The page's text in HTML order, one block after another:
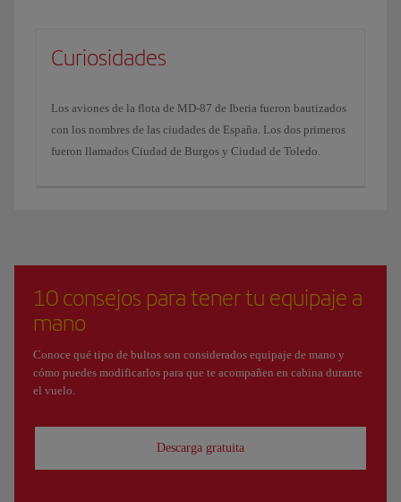
Curiosidades
Los aviones de la flota de MD-87 de Iberia fueron bautizados
con los nombres de las ciudades de España. Los dos primeros
fueron llamados Ciudad de Burgos y Ciudad de Toledo.
10 consejos para tener tu equipaje a
mano
Conoce qué tipo de bultos son considerados equipaje de mano y
cómo puedes modificarlos para que te acompañen en cabina durante
el vuelo.
Descarga gratuita